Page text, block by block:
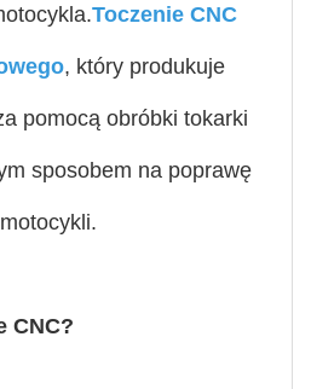
Toczenie CNC
, który produkuje
pomocą obróbki tokarki
sposobem na poprawę
CNC?